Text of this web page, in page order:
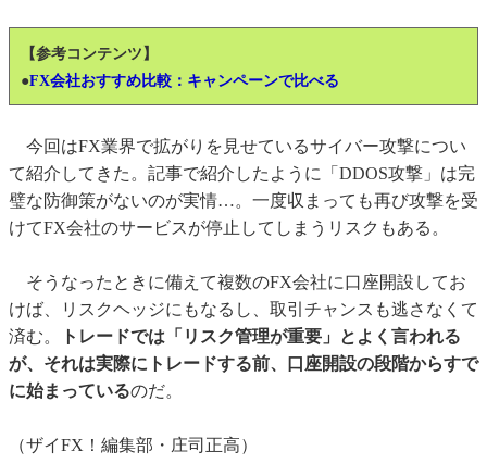
【参考コンテンツ】
●FX会社おすすめ比較：キャンペーンで比べる
今回はFX業界で拡がりを見せているサイバー攻撃につい
て紹介してきた。記事で紹介したように「DDOS攻撃」は完
璧な防御策がないのが実情…。一度収まっても再び攻撃を受
けてFX会社のサービスが停止してしまうリスクもある。
そうなったときに備えて複数のFX会社に口座開設してお
けば、リスクヘッジにもなるし、取引チャンスも逃さなくて
済む。
トレードでは「リスク管理が重要」とよく言われる
が、それは実際にトレードする前、口座開設の段階からすで
に始まっているのだ。
（ザイFX！編集部・庄司正高）